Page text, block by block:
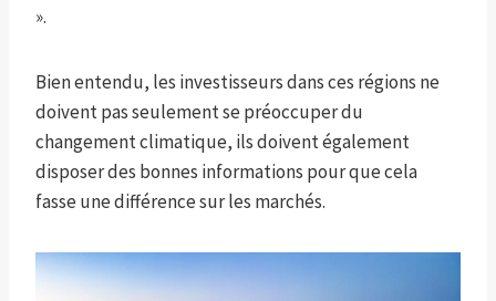
».
Bien entendu, les investisseurs dans ces régions ne
doivent pas seulement se préoccuper du
changement climatique, ils doivent également
disposer des bonnes informations pour que cela
fasse une différence sur les marchés.